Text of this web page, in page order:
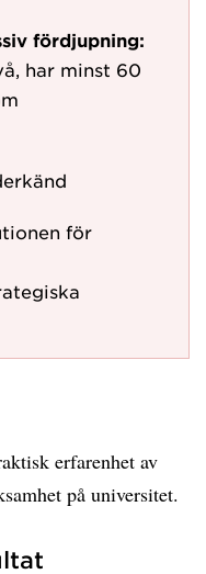
fördjupning:
har minst 60
för
erfarenhet av
på universitet.